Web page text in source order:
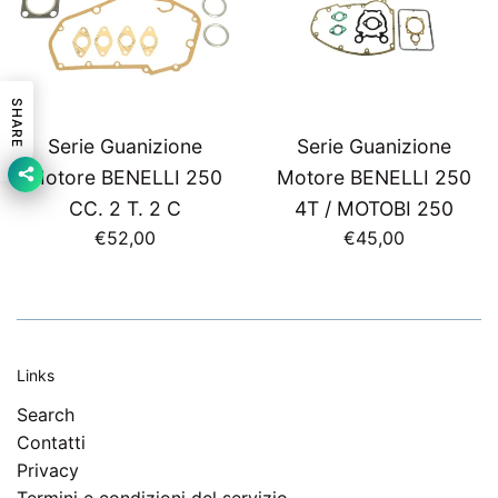
Serie Guanizione
Motore BENELLI 250
CC. 2 T. 2 C
Prezzo
€52,00
Serie Guanizione
Motore BENELLI 250
4T / MOTOBI 250
Prezzo
€45,00
Links
Search
Contatti
Privacy
SHARE